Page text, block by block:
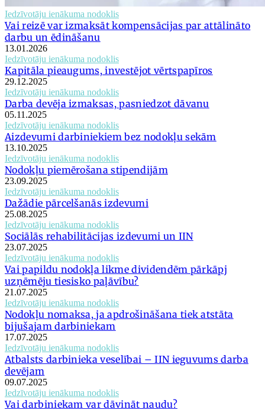
Iedzīvotāju ienākuma nodoklis
Vai reizē var izmaksāt kompensācijas par attālināto
darbu un ēdināšanu
13.01.2026
Iedzīvotāju ienākuma nodoklis
Kapitāla pieaugums, investējot vērtspapīros
29.12.2025
Iedzīvotāju ienākuma nodoklis
Darba devēja izmaksas, pasniedzot dāvanu
05.11.2025
Iedzīvotāju ienākuma nodoklis
Aizdevumi darbiniekiem bez nodokļu sekām
13.10.2025
Iedzīvotāju ienākuma nodoklis
Nodokļu piemērošana stipendijām
23.09.2025
Iedzīvotāju ienākuma nodoklis
Dažādie pārcelšanās izdevumi
25.08.2025
Iedzīvotāju ienākuma nodoklis
Sociālās rehabilitācijas izdevumi un IIN
23.07.2025
Iedzīvotāju ienākuma nodoklis
Vai papildu nodokļa likme dividendēm pārkāpj
uzņēmēju tiesisko paļāvību?
21.07.2025
Iedzīvotāju ienākuma nodoklis
Nodokļu nomaksa, ja apdrošināšana tiek atstāta
bijušajam darbiniekam
17.07.2025
Iedzīvotāju ienākuma nodoklis
Atbalsts darbinieka veselībai – IIN ieguvums darba
devējam
09.07.2025
Iedzīvotāju ienākuma nodoklis
Vai darbiniekam var dāvināt naudu?